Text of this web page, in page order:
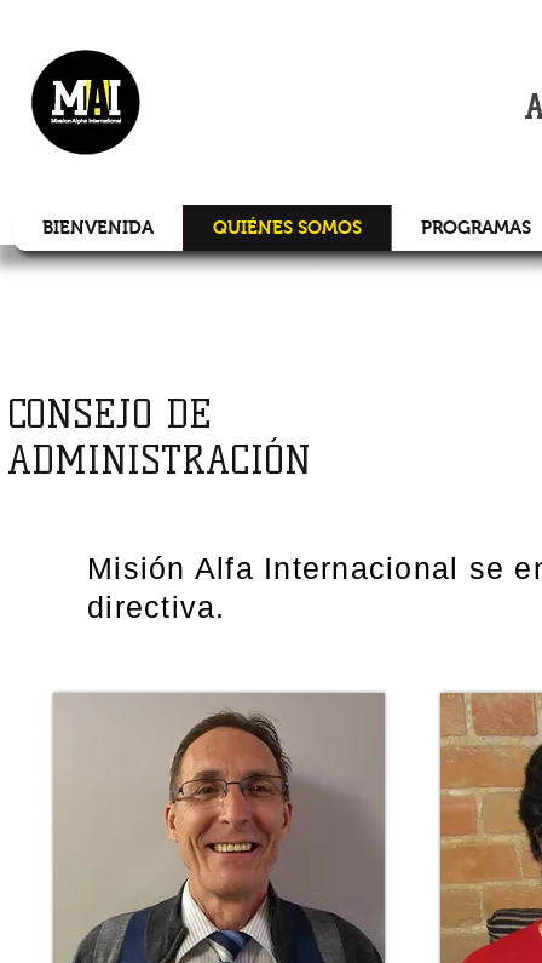
CONSEJO DE
ADMINISTRACIÓN
Misión Alfa Internacional se
directiva.
BIENVENIDA QUIÉNES SOMOS PROGRAMAS